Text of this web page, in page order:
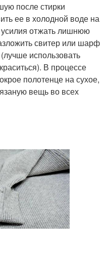
после стирки
ее в холодной воде на
усилия отжать лишнюю
свитер или шарф
использовать
В процессе
полотенце на сухое,
вещь во всех